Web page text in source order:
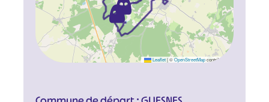
Leaflet |©OpenStreetMapcontributors